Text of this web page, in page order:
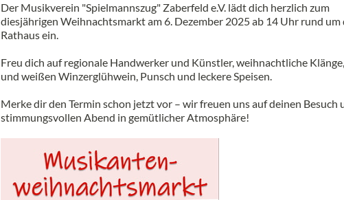
Der Musikverein "Spielmannszug" Zaberfeld e.V. lädt dich herzlich zum
diesjährigen Weihnachtsmarkt am 6. Dezember 2025 ab 14 Uhr rund um
Rathaus ein.
Freu dich auf regionale Handwerker und Künstler, weihnachtliche
und weißen Winzerglühwein, Punsch und leckere Speisen.
Merke dir den Termin schon jetzt vor – wir freuen uns auf deinen Besuch
stimmungsvollen Abend in gemütlicher Atmosphäre!